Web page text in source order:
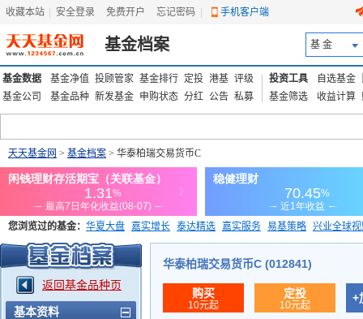
收藏本站 安全登录 免费开户 忘记密码 手机客户端
基金档案 基 金
基金数据 基金净值 投顾管家 基金排行 定投 港基 评级
基金公司
基金品种 新发基金 申购状态 分红 公告 私募
投资工具 自选基金
基金筛选
收益计算
天天基金网 > 基金档案 > 华泰柏瑞交易货币C
您浏览过的基金： 华夏大盘 嘉实增长 泰达精选 嘉实服务 易基策略 兴业全球
添富优势 华安宏利 上证180价值ETF
返回基金品种页
基本资料
华泰柏瑞交易货币C (012841)
购买
10元起
定投
10元起
+